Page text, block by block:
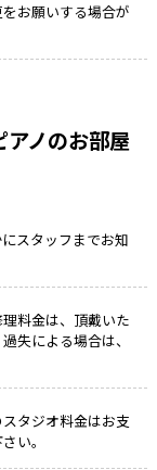
お願いする場合が
ノのお部屋
スタッフまでお知
料金は、頂戴いた
失による場合は、
タジオ料金はお支
い。